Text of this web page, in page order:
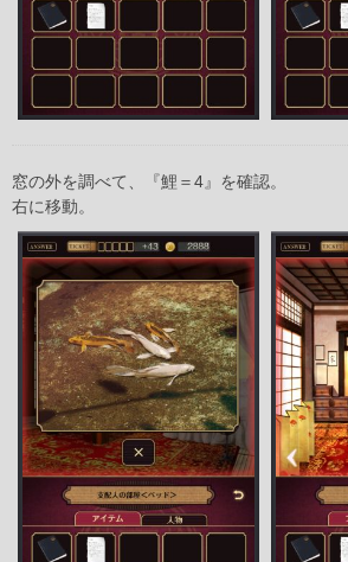
窓の外を調べて、『鯉＝4』を確認。
右に移動。